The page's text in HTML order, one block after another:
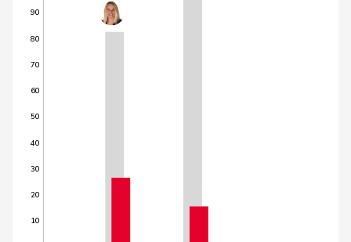
10
20
30
40
50
60
70
80
90